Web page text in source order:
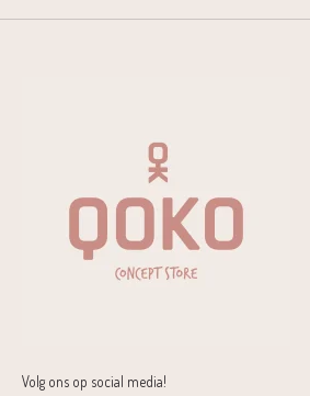
Volg ons op social media!